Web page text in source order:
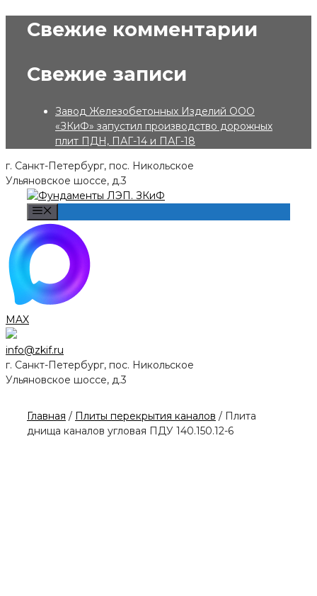
Свежие комментарии
Свежие записи
Завод Железобетонных Изделий ООО
«ЗКиФ» запустил производство дорожных
плит ПДН, ПАГ-14 и ПАГ-18
г. Санкт-Петербург, пос. Никольское
Ульяновское шоссе, д.3
MAX
info@zkif.ru
г. Санкт-Петербург, пос. Никольское
Ульяновское шоссе, д.3
Главная / Плиты перекрытия каналов / Плита
днища каналов угловая ПДУ 140.150.12-6